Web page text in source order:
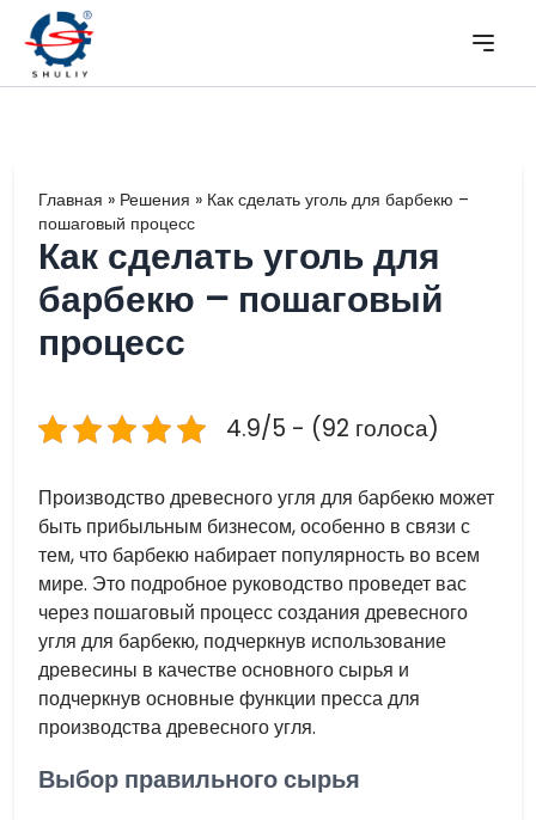
Главная » Решения » Как сделать уголь для барбекю –
пошаговый процесс
Как сделать уголь для
барбекю – пошаговый
процесс
4.9/5 - (92 голоса)
Производство древесного угля для барбекю может
быть прибыльным бизнесом, особенно в связи с
тем, что барбекю набирает популярность во всем
мире. Это подробное руководство проведет вас
через пошаговый процесс создания древесного
угля для барбекю, подчеркнув использование
древесины в качестве основного сырья и
подчеркнув основные функции пресса для
производства древесного угля.
Выбор правильного сырья